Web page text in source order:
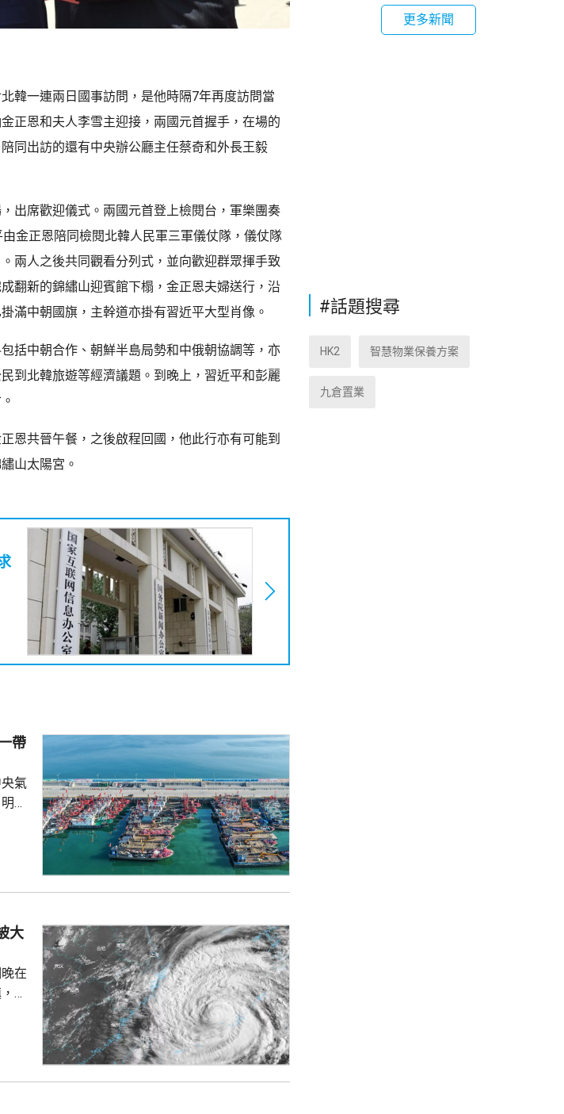
韓一連兩日國事訪問，是他時隔7年再度訪問當
正恩和夫人李雪主迎接，兩國元首握手，在場的
同出訪的還有中央辦公廳主任蔡奇和外長王毅
出席歡迎儀式。兩國元首登上檢閱台，軍樂團奏
金正恩陪同檢閱北韓人民軍三軍儀仗隊，儀仗隊
兩人之後共同觀看分列式，並向歡迎群眾揮手致
翻新的錦繡山迎賓館下榻，金正恩夫婦送行，沿
滿中朝國旗，主幹道亦掛有習近平大型肖像。
括中朝合作、朝鮮半島局勢和中俄朝協調等，亦
到北韓旅遊等經濟議題。到晚上，習近平和彭麗
恩共晉午餐，之後啟程回國，他此行亦有可能到
山太陽宮。
帶
氣
晚
，
。
大
在
有
，
更多新聞
#話題搜尋
HK2 智慧物業保養方案
九倉置業